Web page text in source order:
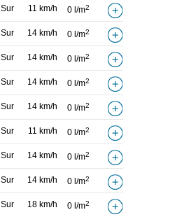
Sur 11 km/h 0 l/m2
Sur 14 km/h 0 l/m2
Sur 14 km/h 0 l/m2
Sur 14 km/h 0 l/m2
Sur 14 km/h 0 l/m2
Sur 11 km/h 0 l/m2
Sur 14 km/h 0 l/m2
Sur 14 km/h 0 l/m2
Sur 18 km/h 0 l/m2